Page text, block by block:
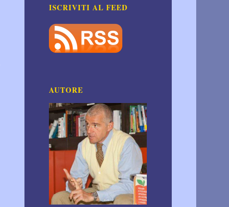
ISCRIVITI AL FEED
AUTORE